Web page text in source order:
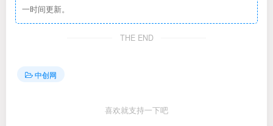
一时间更新。
THE END
中创网
喜欢就支持一下吧